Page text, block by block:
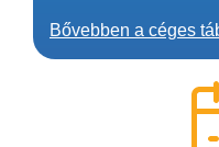
Bővebben a céges